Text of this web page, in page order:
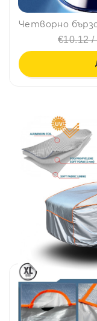
€10.12 /